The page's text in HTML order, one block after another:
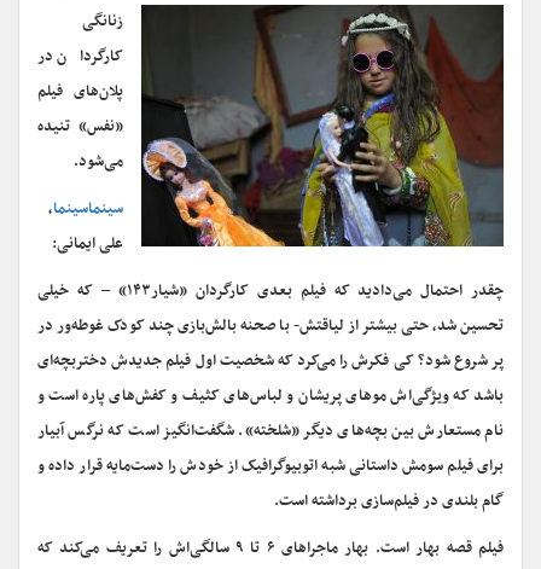
زنانگی
کارگردان در
پلان‌های فیلم
«نفس» تنیده
می‌شود.
سینماسینما،
علی ایمانی:
چقدر احتمال می‌دادید که فیلم بعدی کارگردان «شیار۱۴۳» – که خیلی
تحسین شد، حتی بیشتر از لیاقتش- با صحنه بالش‌بازی چند کودک غوطه‌ور در
پر شروع شود؟ کی فکرش را می‌کرد که شخصیت اول فیلم جدیدش دختربچه‌ای
باشد که ویژگی‌اش موهای پریشان و لباس‌های کثیف و کفش‌های پاره است و
نام مستعارش بین بچه‌های دیگر «شلخته». شگفت‌انگیز است که نرگس آبیار
برای فیلم سومش داستانی شبه اتوبیوگرافیک از خودش را دست‌مایه قرار داده و
گام بلندی در فیلم‌سازی برداشته است.
فیلم قصه بهار است. بهار ماجراهای ۶ تا ۹ سالگی‌اش را تعریف می‌کند که